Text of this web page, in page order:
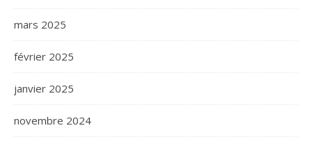
mars 2025
février 2025
janvier 2025
novembre 2024